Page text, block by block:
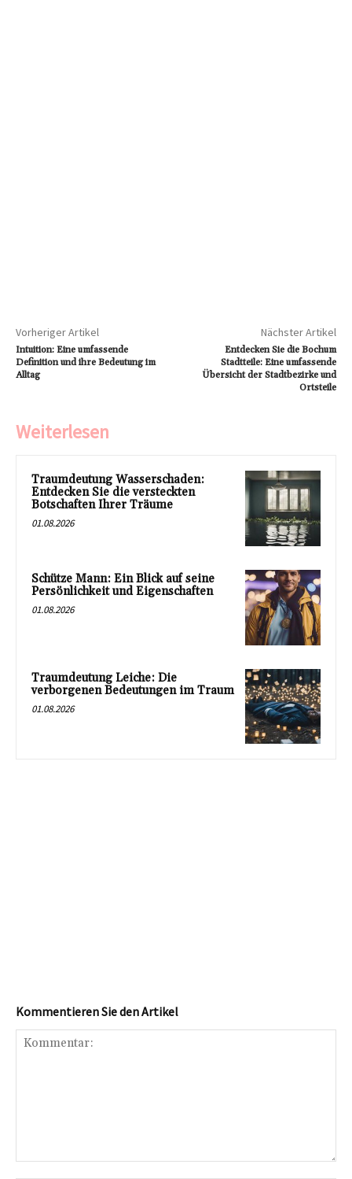
Vorheriger Artikel
Intuition: Eine umfassende
Definition und ihre Bedeutung im
Alltag
Nächster Artikel
Entdecken Sie die Bochum
Stadtteile: Eine umfassende
Übersicht der Stadtbezirke und
Ortsteile
Weiterlesen
Traumdeutung Wasserschaden:
Entdecken Sie die versteckten
Botschaften Ihrer Träume
01.08.2026
Schütze Mann: Ein Blick auf seine
Persönlichkeit und Eigenschaften
01.08.2026
Traumdeutung Leiche: Die
verborgenen Bedeutungen im Traum
01.08.2026
Kommentieren Sie den Artikel